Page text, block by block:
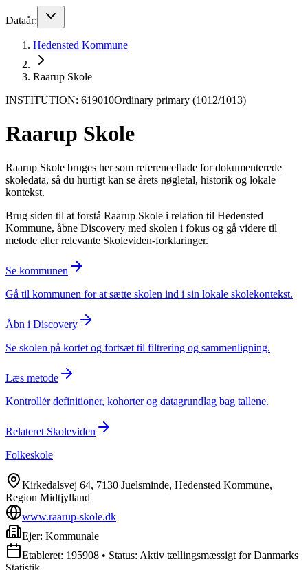
Dataår:
Hedensted Kommune
Raarup Skole
INSTITUTION: 619010Ordinary primary (1012/1013)
Raarup Skole
Raarup Skole bruges her som referenceflade for dokumenterede
skoledata, så du hurtigt kan se årets nøgletal, historik og lokale
kontekst.
Brug siden til at forstå Raarup Skole i relation til Hedensted
Kommune, åbne Discovery med skolen i fokus og gå videre til
metode eller relevante Skoleviden-forklaringer.
Se kommunen
Gå til kommunen for at sætte skolen ind i sin lokale skolekontekst.
Åbn i Discovery
Se skolen på kortet og fortsæt til filtrering og sammenligning.
Læs metode
Kontrollér definitioner, kohorter og datagrundlag bag tallene.
Relateret Skoleviden
Folkeskole
Kirkedalsvej 64, 7130 Juelsminde, Hedensted Kommune,
Region Midtjylland
www.raarup-skole.dk
Ejer: Kommunale
Etableret: 195908 • Status: Aktiv tællingsmæssigt for Danmarks
Statistik